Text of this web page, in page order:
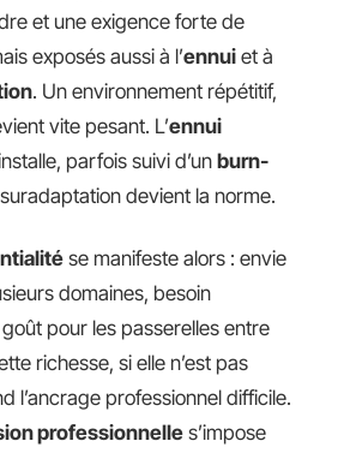
et une exigence forte de
exposés aussi à l’ennui et à
. Un environnement répétitif,
vite pesant. L’ennui
parfois suivi d’un burn-
devient la norme.
se manifeste alors : envie
domaines, besoin
pour les passerelles entre
richesse, si elle n’est pas
l’ancrage professionnel difficile.
professionnelle s’impose